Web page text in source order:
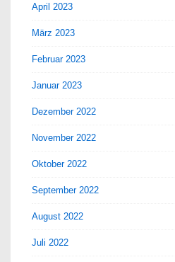
April 2023
März 2023
Februar 2023
Januar 2023
Dezember 2022
November 2022
Oktober 2022
September 2022
August 2022
Juli 2022